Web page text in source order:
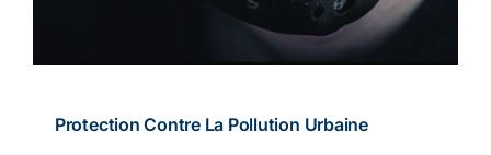
Protection Contre La Pollution Urbaine